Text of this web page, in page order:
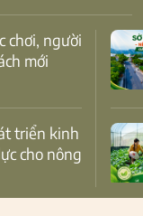
mới
cho nông